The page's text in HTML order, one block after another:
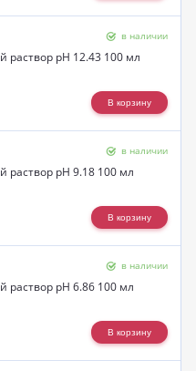
в наличии
раствор pH 12.43 100 мл
в наличии
раствор pH 9.18 100 мл
в наличии
раствор pH 6.86 100 мл